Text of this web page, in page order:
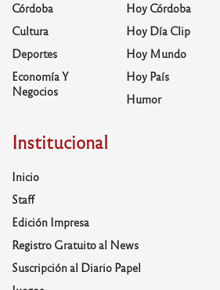
Córdoba
Cultura
Deportes
Economía Y
Negocios
Hoy Córdoba
Hoy Día Clip
Hoy Mundo
Hoy País
Humor
Institucional
Inicio
Staff
Edición Impresa
Registro Gratuito al News
Suscripción al Diario Papel